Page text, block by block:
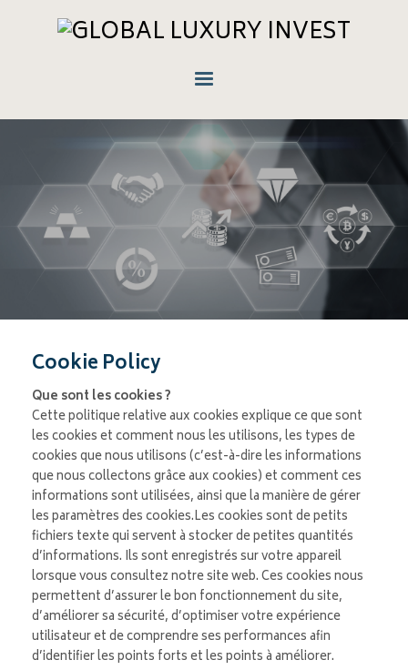
Cookie Policy
Que sont les cookies ?
Cette politique relative aux cookies explique ce que sont
les cookies et comment nous les utilisons, les types de
cookies que nous utilisons (c’est-à-dire les informations
que nous collectons grâce aux cookies) et comment ces
informations sont utilisées, ainsi que la manière de gérer
les paramètres des cookies.Les cookies sont de petits
fichiers texte qui servent à stocker de petites quantités
d’informations. Ils sont enregistrés sur votre appareil
lorsque vous consultez notre site web. Ces cookies nous
permettent d’assurer le bon fonctionnement du site,
d’améliorer sa sécurité, d’optimiser votre expérience
utilisateur et de comprendre ses performances afin
d’identifier les points forts et les points à améliorer.